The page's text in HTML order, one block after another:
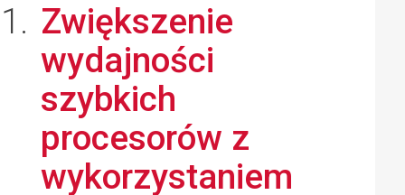
Zwiększenie
wydajności
szybkich
procesorów z
wykorzystaniem